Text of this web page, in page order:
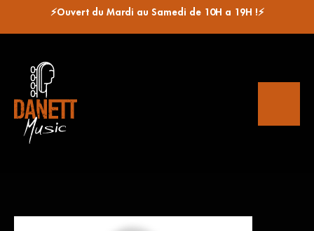
⚡Ouvert du Mardi au Samedi de 10H a 19H !⚡